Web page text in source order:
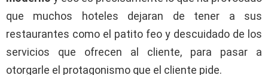
que muchos hoteles dejaran de tener a sus
restaurantes como el patito feo y descuidado de los
servicios que ofrecen al cliente, para pasar a
otorgarle el protagonismo que el cliente pide.